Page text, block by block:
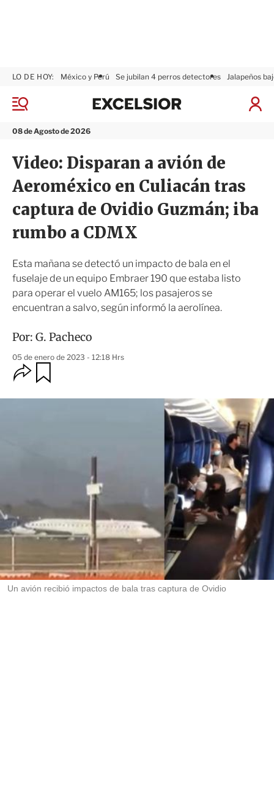
M
n
08 de Agosto de 2026
LO DE HOY: México y Perú Se jubilan 4 perros detectores Jalapeños
I
s
x
i
r
Video: Disparan a avión de
Aeroméxico en Culiacán tras
captura de Ovidio Guzmán; iba
rumbo a CDMX
Esta mañana se detectó un impacto de bala en el
fuselaje de un equipo Embraer 190 que estaba listo
para operar el vuelo AM165; los pasajeros se
encuentran a salvo, según informó la aerolínea.
Por: G. Pacheco
05 de enero de 2023 - 12:18 Hrs
O
p
i
p
a
r
i
r
r
Un avión recibió impactos de bala tras captura de Ovidio